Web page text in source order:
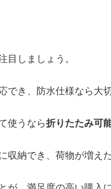
目しましょう。
でき、防水仕様なら大
使うなら折りたたみ可
収納でき、荷物が増え